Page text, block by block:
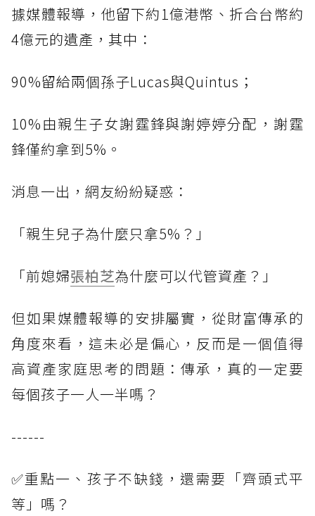
據媒體報導，他留下約1億港幣、折合台幣約
4億元的遺產，其中：
90%留給兩個孫子Lucas與Quintus；
10%由親生子女謝霆鋒與謝婷婷分配，謝霆
鋒僅約拿到5%。
消息一出，網友紛紛疑惑：
「親生兒子為什麼只拿5%？」
「前媳婦張柏芝為什麼可以代管資產？」
但如果媒體報導的安排屬實，從財富傳承的
角度來看，這未必是偏心，反而是一個值得
高資產家庭思考的問題：傳承，真的一定要
每個孩子一人一半嗎？
------
✅重點一、孩子不缺錢，還需要「齊頭式平
等」嗎？